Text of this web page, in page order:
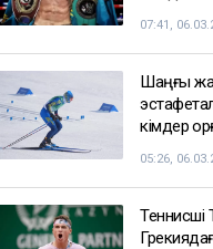
07:41,
Шаңғы
кімдер
05:26,
Теннисші